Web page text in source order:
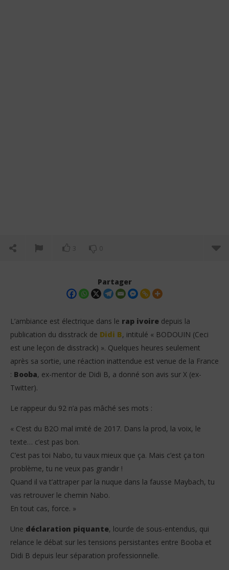
3 0
NOW VIEWING
disstrack de Didi B !
8
novembre
2025
Stone
Partager
L’ambiance est électrique dans le rap ivoire depuis la
publication du disstrack de Didi B, intitulé « BODOUIN (Ceci
est une leçon de disstrack) ». Quelques heures seulement
après sa sortie, une réaction inattendue est venue de la France
: Booba, ex-mentor de Didi B, a donné son avis sur X (ex-
Twitter).
Le rappeur du 92 n’a pas mâché ses mots :
« C’est du B2O mal imité de 2017. Dans la prod, la voix, le
texte… c’est pas bon.
C’est pas toi Nabo, tu vaux mieux que ça. Mais c’est ça ton
problème, tu ne veux pas grandir !
Quand il va t’attraper par la nuque dans la fausse Maybach, tu
vas retrouver le chemin Nabo.
En tout cas, force. »
Une déclaration piquante, lourde de sous-entendus, qui
relance le débat sur les tensions persistantes entre Booba et
Didi B depuis leur séparation professionnelle.